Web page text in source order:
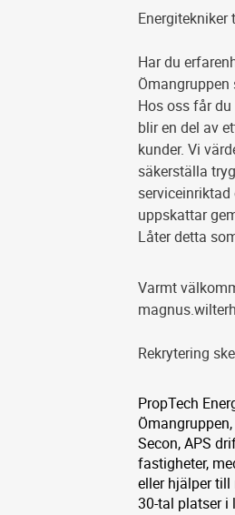
Har du
Hos oss får
blir en del av
kunder. Vi
säkerställa
uppskattar
Låter detta
Varmt
Rekrytering
PropTech
Secon, APS
fastigheter,
eller hjälper
30-tal platser i